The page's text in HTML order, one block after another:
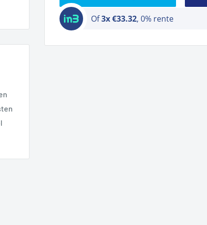
Of3x €33.32, 0% rente